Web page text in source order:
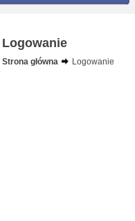
Logowanie
Strona główna
Logowanie